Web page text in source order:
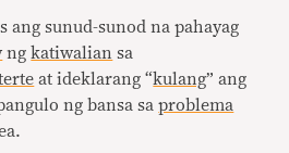
ang sunud-sunod na pahayag
ng katiwalian sa
at ideklarang “ kulang” ang
ng bansa saproblema